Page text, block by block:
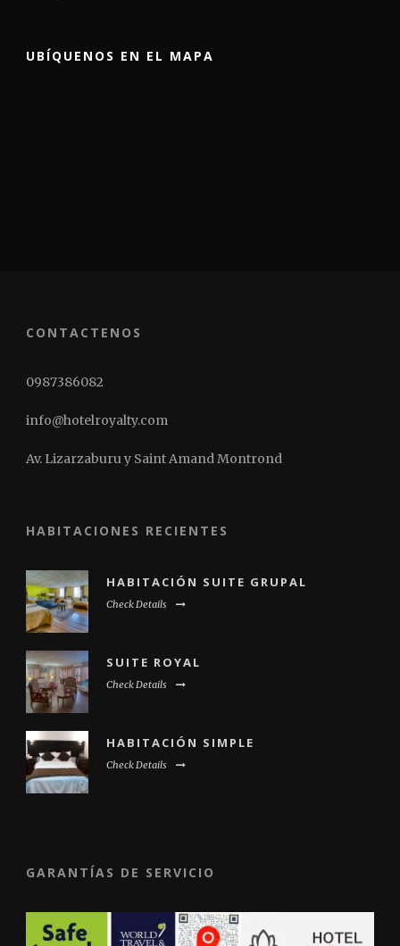
UBÍQUENOS EN EL MAPA
CONTACTENOS
0987386082
info@hotelroyalty.com
Av. Lizarzaburu y Saint Amand Montrond
HABITACIONES RECIENTES
HABITACIÓN SUITE GRUPAL
Check Details
SUITE ROYAL
Check Details
HABITACIÓN SIMPLE
Check Details
GARANTÍAS DE SERVICIO